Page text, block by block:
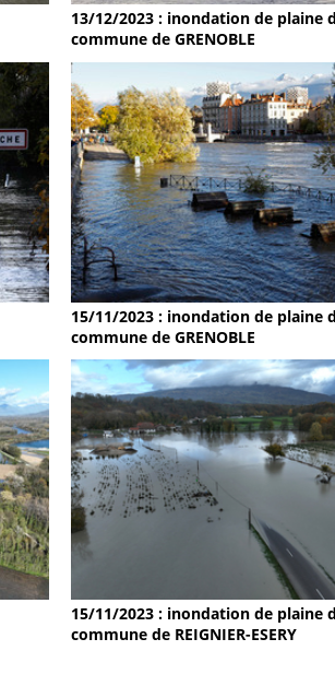
13/12/2023 : inondation de plaine
commune de GRENOBLE
15/11/2023 : inondation de plaine
commune de GRENOBLE
15/11/2023 : inondation de plaine
commune de REIGNIER-ESERY